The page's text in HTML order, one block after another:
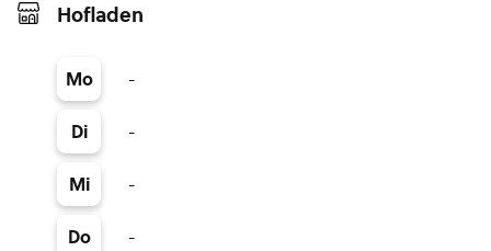
Hofladen
Mo -
Di -
Mi -
Do -